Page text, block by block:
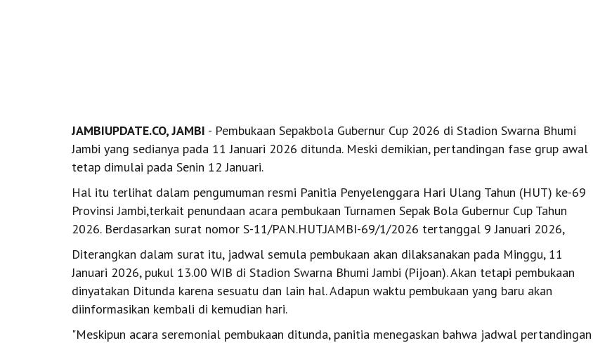
JAMBIUPDATE.CO, JAMBI - Pembukaan Sepakbola Gubernur Cup 2026 di Stadion Swarna Bhumi
Jambi yang sedianya pada 11 Januari 2026 ditunda. Meski demikian, pertandingan fase grup awal
tetap dimulai pada Senin 12 Januari.
Hal itu terlihat dalam pengumuman resmi Panitia Penyelenggara Hari Ulang Tahun (HUT) ke-69
Provinsi Jambi,terkait penundaan acara pembukaan Turnamen Sepak Bola Gubernur Cup Tahun
2026. Berdasarkan surat nomor S-11/PAN.HUT.JAMBI-69/1/2026 tertanggal 9 Januari 2026,
Diterangkan dalam surat itu, jadwal semula pembukaan akan dilaksanakan pada Minggu, 11
Januari 2026, pukul 13.00 WIB di Stadion Swarna Bhumi Jambi (Pijoan). Akan tetapi pembukaan
dinyatakan Ditunda karena sesuatu dan lain hal. Adapun waktu pembukaan yang baru akan
diinformasikan kembali di kemudian hari.
"Meskipun acara seremonial pembukaan ditunda, panitia menegaskan bahwa jadwal pertandingan